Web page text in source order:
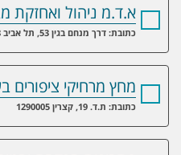
א.ד.מ ניהול ואחזקת
כתובת: דרך מנחם בגין 53, תל אביב 67138
מחץ מרחיקי ציפורים
כתובת: ת.ד. 19, קצרין 1290005